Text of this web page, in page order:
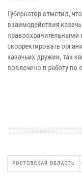
Губернатор отметил,
взаимодействия
правоохранительными
скорректировать
казачьих дружин, так
вовлечено в работу
РОСТОВСКАЯ ОБЛАСТЬ